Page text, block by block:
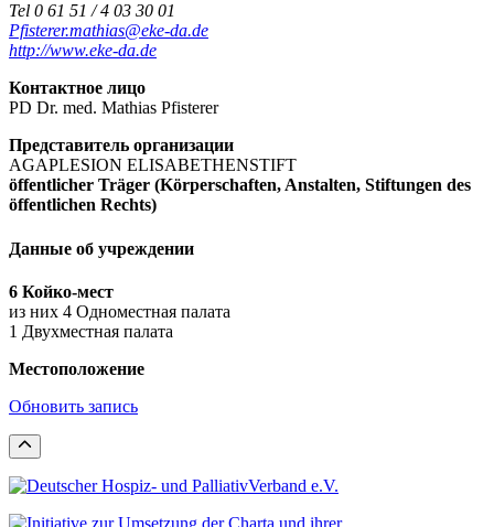
Tel 0 61 51 / 4 03 30 01
Pfisterer.mathias@eke-da.de
http://www.eke-da.de
Контактное лицо
PD Dr. med. Mathias Pfisterer
Представитель организации
AGAPLESION ELISABETHENSTIFT
öffentlicher Träger (Körperschaften, Anstalten, Stiftungen des
öffentlichen Rechts)
Данные об учреждении
6 Койко-мест
из них 4 Одноместная палата
1 Двухместная палата
Местоположение
Обновить запись